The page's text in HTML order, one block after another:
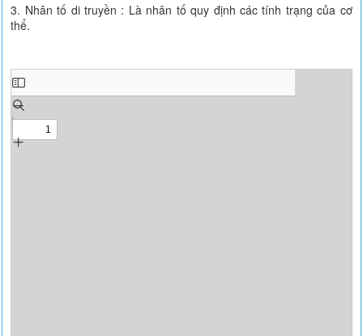
3. Nhân tố di truyền : Là nhân tố quy định các tính trạng của cơ
thể.